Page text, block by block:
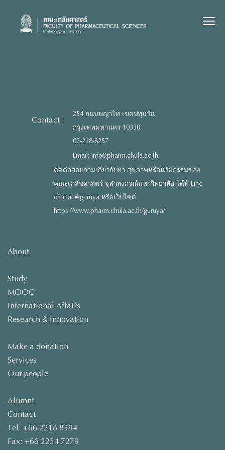
content
Contact :
254 ถนนพญาไท เขตปทุมวัน
กรุงเทพมหานคร 10330
02-218-8257
Email: info@pharm.chula.ac.th
ติดต่อสอบถามเกี่ยวกับยา สุขภาพหรือนวัตกรรมของ
คณะเภสัชศาสตร์ จุฬาลงกรณ์มหาวิทยาลัย ได้ที่ Line
official @guruya หรือเว็บไซต์
https://www.pharm.chula.ac.th/guruya/
About
Study
MOOC
International Affairs
Research & Innovation
Make a donation
Services
Our people
Alumni
Contact
Tel: +66 2218 8394
Fax: +66 2254 7279